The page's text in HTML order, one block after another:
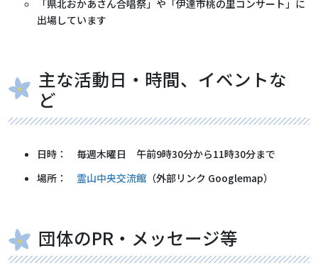
「県北おかあさん合唱祭」や「伊達市桃の里コンサート」に
出場しています
主な活動日・時間、イベントな
ど
日時： 毎週木曜日 午前9時30分から11時30分まで
場所： 霊山中央交流館（外部リンク Googlemap）
団体のPR・メッセージ等